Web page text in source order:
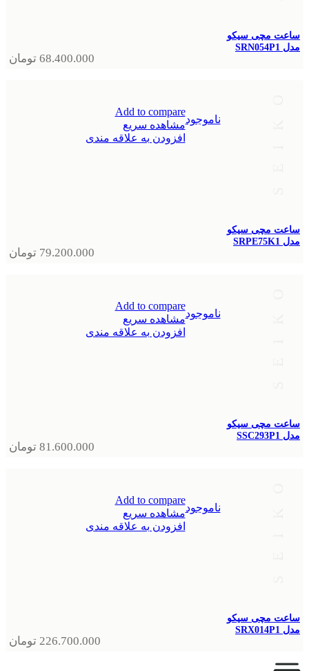
ساعت مچی سیکو
مدل SRN054P1
68.400.000 تومان
ناموجود
Add to compare
مشاهده سریع
افزودن به علاقه مندی
ساعت مچی سیکو
مدل SRPE75K1
79.200.000 تومان
ناموجود
Add to compare
مشاهده سریع
افزودن به علاقه مندی
ساعت مچی سیکو
مدل SSC293P1
81.600.000 تومان
ناموجود
Add to compare
مشاهده سریع
افزودن به علاقه مندی
ساعت مچی سیکو
مدل SRX014P1
226.700.000 تومان